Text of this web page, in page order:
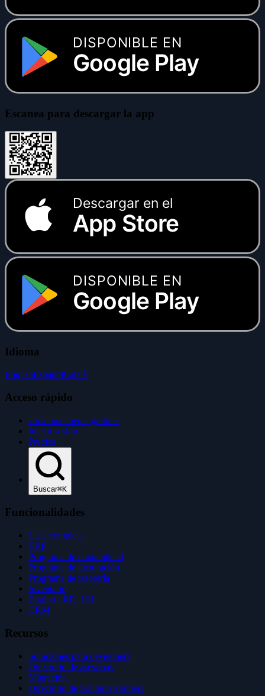
DISPONIBLE EN
Google Play
Escanea para descargar la app
Descargar en el
App Store
DISPONIBLE EN
Google Play
Idioma
EnglishEspañolCatalà
Acceso rápido
Crea una cuenta gratuita
Iniciar sesión
Precios
Buscar⌘K
Funcionalidades
Lista completa
ERP
Programa de contabilidad
Programa de facturación
Programa de tesorería
Inventario
Equipo / RR. HH.
CRM
Recursos
Soluciones para developers
Directorio de asesorías
Migración
Directorio de Solution Partners